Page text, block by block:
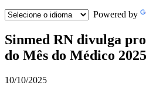
Powered by
Sinmed RN divulga
do Mês do Médico 2025
10/10/2025